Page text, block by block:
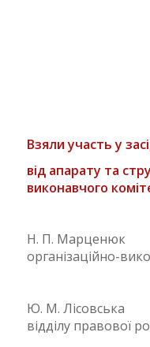
Взяли участь у
від апарату та
виконавчого
Н. П. Марценюк
організаційно-
Ю. М. Лісовська
відділу правової